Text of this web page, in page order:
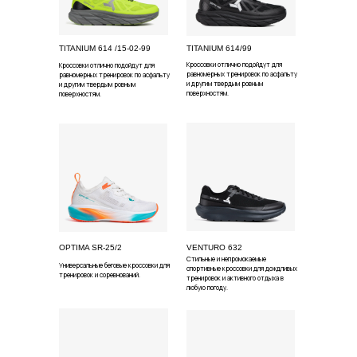
Кроссовки отлично подойдут для
равномерных тренировок по асфальту
и другим твердым ровным
поверхностям.
TITANIUM 614/99
Кроссовки отлично подойдут для
равномерных тренировок по асфальту
и другим твердым ровным
поверхностям.
Cтильные и непромокаемые
спортивные кроссовки для дождливых
тренировок и активного отдыха в
любую погоду.
TITANIUM 614 /15-02-99
VENTURO 632
OPTIMA SR-25/2
Универсальные беговые кроссовки для
тренировок и соревнований.